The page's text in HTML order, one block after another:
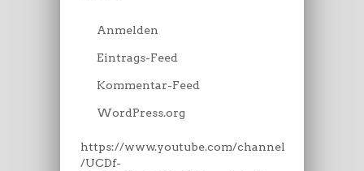
Anmelden
Eintrags-Feed
Kommentar-Feed
WordPress.org
https://www.youtube.com/channel
/UCDf-